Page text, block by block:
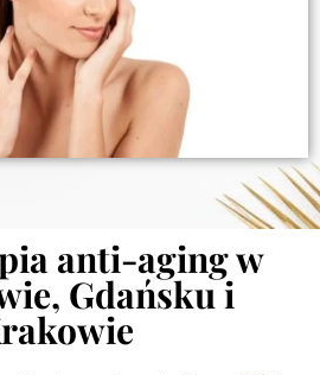
anti-aging w
Gdańsku i